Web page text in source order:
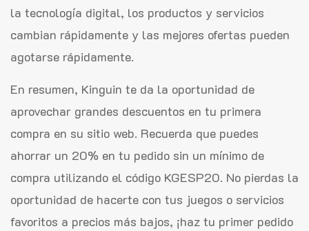
la tecnología digital, los productos y servicios
cambian rápidamente y las mejores ofertas pueden
agotarse rápidamente.
En resumen, Kinguin te da la oportunidad de
aprovechar grandes descuentos en tu primera
compra en su sitio web. Recuerda que puedes
ahorrar un 20% en tu pedido sin un mínimo de
compra utilizando el código KGESP20. No pierdas la
oportunidad de hacerte con tus juegos o servicios
favoritos a precios más bajos, ¡haz tu primer pedido